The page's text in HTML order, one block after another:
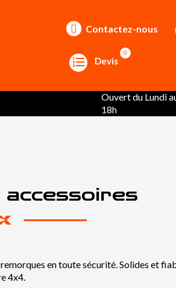
Contactez-nous
Devis
0
Ouvert du Lundi
18h
en toute sécurité. Solides et
4x4.